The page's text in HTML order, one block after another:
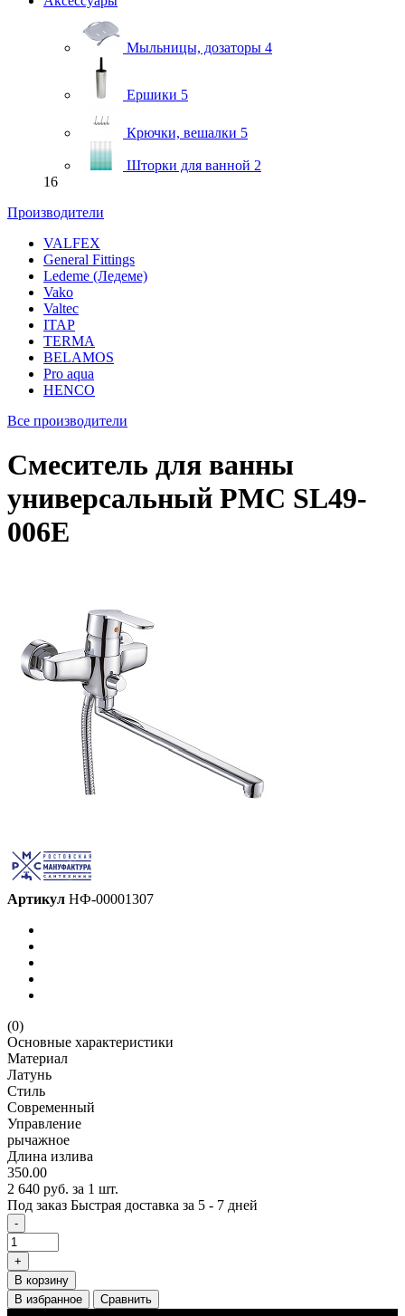
Мыльницы, дозаторы 4
Ершики 5
Крючки, вешалки 5
Шторки для ванной 2
16
Производители
VALFEX
General Fittings
Ledeme (Ледеме)
Vako
Valtec
ITAP
TERMA
BELAMOS
Pro aqua
HENCO
Все производители
Смеситель для ванны
универсальный PMC SL49-
006Е
Артикул НФ-00001307
(0)
Основные характеристики
Материал
Латунь
Стиль
Современный
Управление
рычажное
Длина излива
350.00
2 640 руб. за 1 шт.
Под заказ Быстрая доставка за 5 - 7 дней
-
+
В корзину
В избранное
Сравнить